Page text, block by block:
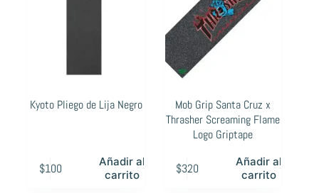
Kyoto Pliego de Lija Negro
$100
Añadir al
carrito
Mob Grip Santa Cruz x
Thrasher Screaming Flame
Logo Griptape
$320
Añadir al
carrito